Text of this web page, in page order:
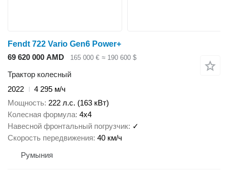
Fendt 722 Vario Gen6 Power+
69 620 000 AMD
165 000 € ≈ 190 600 $
Трактор колесный
2022
4 295 м/ч
Мощность 222 л.с. (163 кВт)
Колесная формула 4x4
Навесной фронтальный погрузчик ✓
Скорость передвижения 40 км/ч
Румыния